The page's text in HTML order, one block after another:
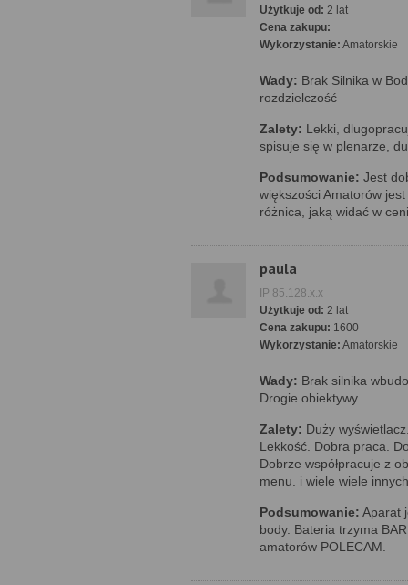
Użytkuje od: 2 lat
Cena zakupu:
Wykorzystanie: Amatorskie
Wady: Brak Silnika w
rozdzielczość
Zalety: Lekki,
spisuje się w plenarze,
Podsumowanie: Jest
większości Amatorów
różnica, jaką widać w
paula
IP 85.128.x.x
Użytkuje od: 2 lat
Cena zakupu: 1600
Wykorzystanie: Amatorskie
Wady: Brak silnika
Drogie obiektywy
Zalety: Duży
Lekkość. Dobra praca.
Dobrze współpracuje z
menu. i wiele wiele
Podsumowanie: Aparat
body. Bateria trzyma
amatorów POLECAM.